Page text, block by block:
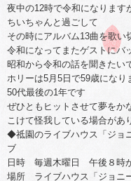
夜中の12時で令和になります
ちいちゃんと過ごして
その時にアルバム13曲を歌い
令和になってまたゲストにバ
昭和から令和の話を聞きたい
ホリーは5月5日で59歳になり
50代最後の1年です
ぜひともヒットさせて夢をか
こけて怪我している場合が
◆祗園のライブハウス「ジョ
ブ
日時 毎週木曜日 午後８時
場所 ライブハウス「ジョニ